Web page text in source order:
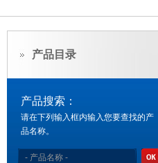
产品目录
产品搜索：
请在下列输入框内输入您要查找的产
品名称。